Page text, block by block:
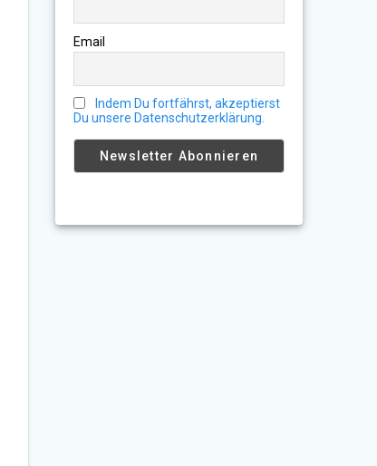
Email
Indem Du fortfährst, akzeptierst
Du unsere Datenschutzerklärung.